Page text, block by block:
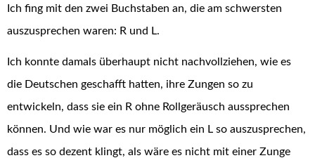
Ich fing mit den zwei Buchstaben an, die am schwersten
auszusprechen waren: R und L.
Ich konnte damals überhaupt nicht nachvollziehen, wie es
die Deutschen geschafft hatten, ihre Zungen so zu
entwickeln, dass sie ein R ohne Rollgeräusch aussprechen
können. Und wie war es nur möglich ein L so auszusprechen,
dass es so dezent klingt, als wäre es nicht mit einer Zunge